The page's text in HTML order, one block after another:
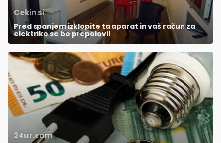
Cekin.si
Pred spanjem izklopite ta aparat in vaš račun za
elektriko se bo prepolovil
24ur.com